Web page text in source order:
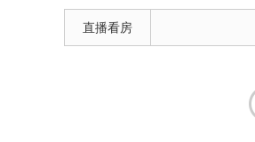
直播看房